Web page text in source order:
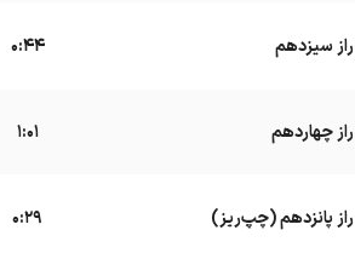
راز سیزدهم 0:44
راز چهاردهم 1:01
راز پانزدهم (چپ‌ریز) 0:29